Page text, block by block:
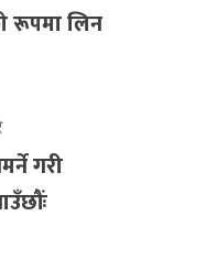
रूपमा लिन
गरी